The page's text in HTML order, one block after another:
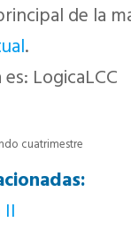
de la
.
LogicaLCC
cuatrimestre